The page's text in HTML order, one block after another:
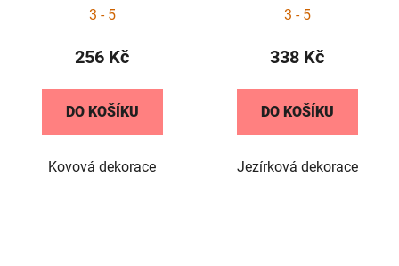
3 - 5
256 Kč
DO KOŠÍKU
Kovová dekorace
3 - 5
338 Kč
DO KOŠÍKU
Jezírková dekorace